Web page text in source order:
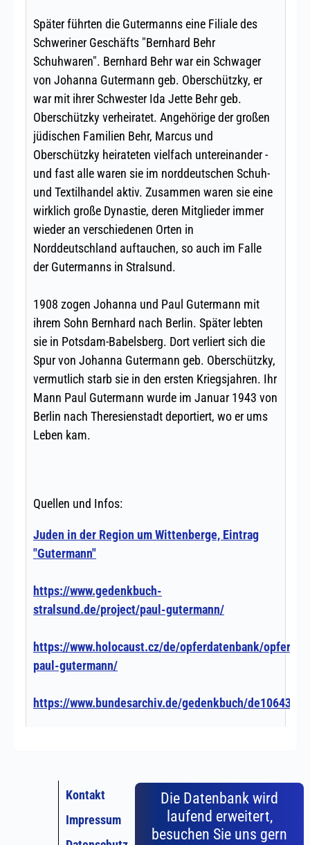
Kontakt
Impressum
Die Datenbank wird
laufend erweitert,
besuchen Sie uns gern